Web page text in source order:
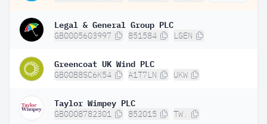
Legal & General Group PLC
GB0005603997 851584 LGEN
Greencoat UK Wind PLC
GB00B8SC6K54 A1T7LN UKW
Taylor Wimpey PLC
GB0008782301 852015 TW.